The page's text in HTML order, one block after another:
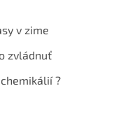
v zime
zvládnuť
?